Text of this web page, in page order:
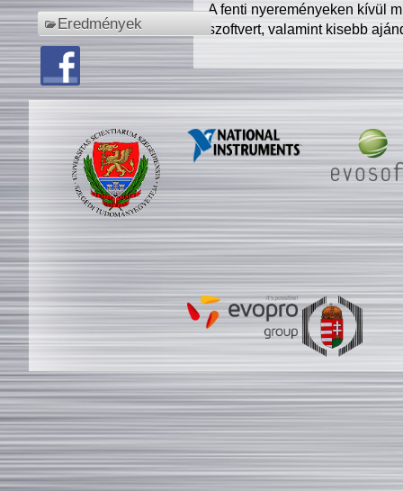
Eredmények
A fenti nyereményeken kívül
szoftvert, valamint kisebb